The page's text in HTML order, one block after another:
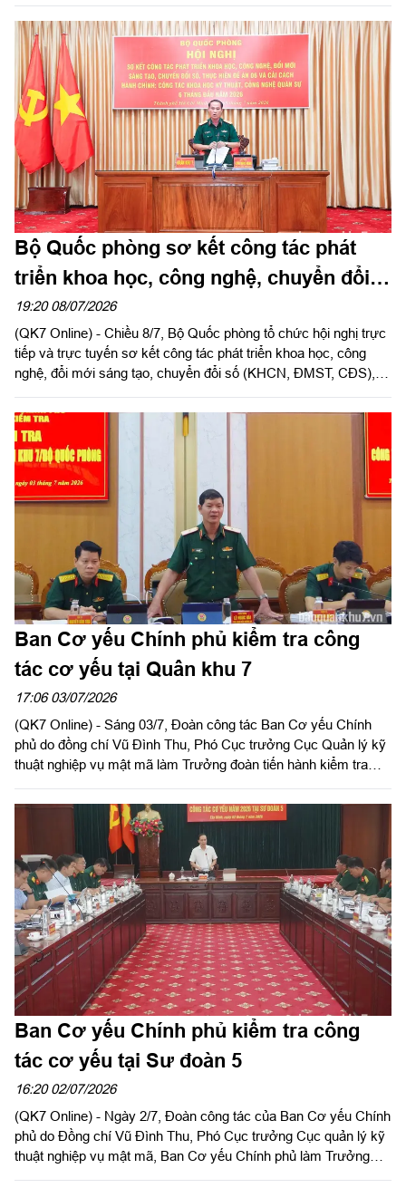
Bộ Quốc phòng sơ kết công tác phát
triển khoa học, công nghệ, chuyển đổi
số, cải cách hành chính 6 tháng đầu
năm 2026
19:20 08/07/2026
(QK7 Online) - Chiều 8/7, Bộ Quốc phòng tổ chức hội nghị trực
tiếp và trực tuyến sơ kết công tác phát triển khoa học, công
nghệ, đổi mới sáng tạo, chuyển đổi số (KHCN, ĐMST, CĐS),
kỹ thuật, công nghệ quân sự 6 tháng đầu năm 2026. Thượng
tướng Nguyễn Văn Hiền, Ủy viên Trung ương Đảng, Thứ
trưởng Bộ Quốc phòng, Phó Trưởng Ban Thường trực Ban Chỉ
đạo của Bộ Quốc phòng về phát triển KHCN, ĐMST, CĐS, thực
hiện Đề án 06 và cải cách hành chính chủ trì hội nghị. Tại điểm
cầu Quân khu 7, Thiếu tướng Trần Ngọc Minh, Phó Tư lệnh
Ban Cơ yếu Chính phủ kiểm tra công
tác cơ yếu tại Quân khu 7
17:06 03/07/2026
(QK7 Online) - Sáng 03/7, Đoàn công tác Ban Cơ yếu Chính
phủ do đồng chí Vũ Đình Thu, Phó Cục trưởng Cục Quản lý kỹ
thuật nghiệp vụ mật mã làm Trưởng đoàn tiến hành kiểm tra
Ngọc Hải, Phó Tham mưu trưởng Quân khu và các cơ quan
chức năng Quân khu.
Ban Cơ yếu Chính phủ kiểm tra công
tác cơ yếu tại Sư đoàn 5
16:20 02/07/2026
(QK7 Online) - Ngày 2/7, Đoàn công tác của Ban Cơ yếu Chính
phủ do Đồng chí Vũ Đình Thu, Phó Cục trưởng Cục quản lý kỹ
thuật nghiệp vụ mật mã, Ban Cơ yếu Chính phủ làm Trưởng